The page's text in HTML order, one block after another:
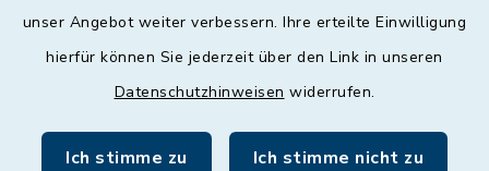
unser Angebot weiter verbessern. Ihre erteilte Einwilligung
hierfür können Sie jederzeit über den Link in unseren
Datenschutzhinweisen widerrufen.
Ich stimme zu Ich stimme nicht zu
Donnerstag
09:00 - 12:00 und 13:00 - 18:00 Uhr
09:00 - 12:00 Uhr